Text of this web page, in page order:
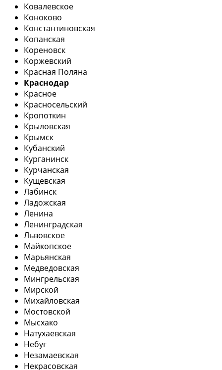
Ковалевское
Коноково
Константиновская
Копанская
Кореновск
Коржевский
Красная Поляна
Краснодар
Красное
Красносельский
Кропоткин
Крыловская
Крымск
Кубанский
Курганинск
Курчанская
Кущевская
Лабинск
Ладожская
Ленина
Ленинградская
Львовское
Майкопское
Марьянская
Медведовская
Мингрельская
Мирской
Михайловская
Мостовской
Мысхако
Натухаевская
Небуг
Незамаевская
Некрасовская